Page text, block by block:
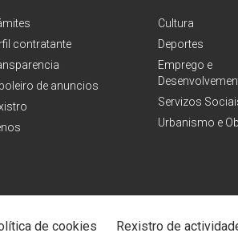
contratante
de anuncios
Cultura
Deportes
Emprego e
Servizos
Urbanismo e
de cookies Rexistro de